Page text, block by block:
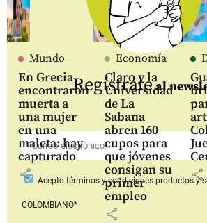
Mundo
En Grecia
encontraron
muerta a
una mujer
en una
maleta: hay
capturado
share
Economía
Claro y la
Universidad
de La
Sabana
abren 160
cupos para
que jóvenes
consigan su
primer
empleo
share
share
Regístrateal
Aceptotérminos y condiciones productos y
COLOMBIANO*